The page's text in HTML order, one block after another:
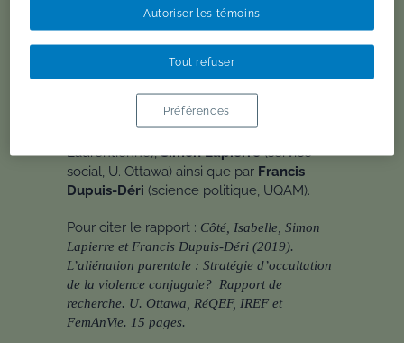
Chantier de recherche sur l’antiféminisme
féministes, le rapport «L’aliénation
parentale :Stratégied’occultation de la
violence conjugale?» est désormais
disponible. Il a été produit par nos
Isabelle Côté(service social, U.
Laurentienne),Simon Lapierre(service
social, U. Ottawa) ainsi que par Francis
Dupuis-Déri (science politique, UQAM).
Pour citer le rapport : Côté, Isabelle, Simon
Lapierre et Francis Dupuis-Déri (2019).
L’aliénation parentale : Stratégie d’occultation
de la violence conjugale? Rapport de
recherche. U. Ottawa, RéQEF, IREF et
FemAnVie. 15 pages.
Tout refuser
Autoriser les témoins
Préférences